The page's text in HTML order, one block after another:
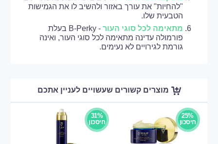
"להחיות" את עורך באזור ולהשיב לו את הגמישות
הטבעית שלו.
מתאימה לכל סוגי העור
- B-Perky בעלת
פורמולה עדינה מתאימה לכל סוגי העור, ואינה
גורמת לגירויים לא נעימים.
מוצרים קשורים שעשויים לעניין אתכם
25%
חיסכון
31%
חיסכון